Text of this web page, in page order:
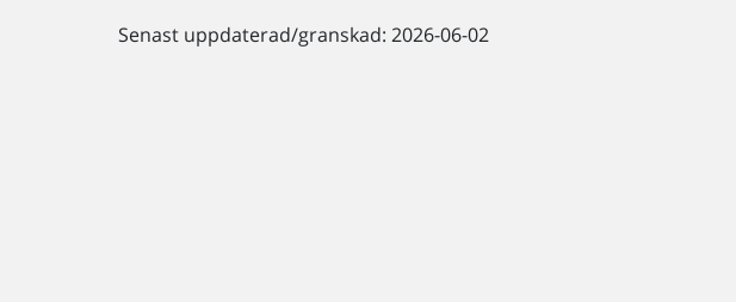
Senast uppdaterad/granskad: 2026-06-02